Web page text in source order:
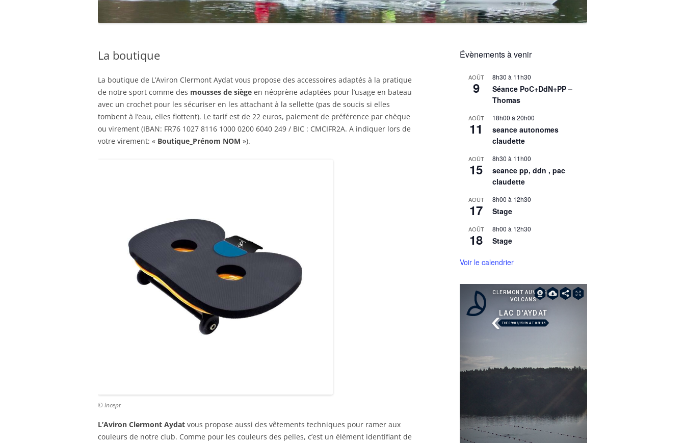
La boutique
La boutique de L’Aviron Clermont Aydat vous propose des accessoires adaptés à la pratique
de notre sport comme des mousses de siège en néoprène adaptées pour l’usage en bateau
avec un crochet pour les sécuriser en les attachant à la sellette (pas de soucis si elles
tombent à l’eau, elles flottent). Le tarif est de 22 euros, paiement de préférence par chèque
ou virement (IBAN: FR76 1027 8116 1000 0200 6040 249 / BIC : CMCIFR2A. A indiquer lors de
votre virement: « Boutique_Prénom NOM »).
© Incept
L’Aviron Clermont Aydat vous propose aussi des vêtements techniques pour ramer aux
couleurs de notre club. Comme pour les couleurs des pelles, c’est un élément identifiant de
Évènements à venir
AOÛT
9
8h30 à 11h30
Séance PoC+DdN+PP –
Thomas
AOÛT
11
18h00 à 20h00
seance autonomes
claudette
AOÛT
15
8h30 à 11h00
seance pp, ddn , pac
claudette
AOÛT
17
8h00 à 12h30
Stage
AOÛT
18
8h00 à 12h30
Stage
Voir le calendrier